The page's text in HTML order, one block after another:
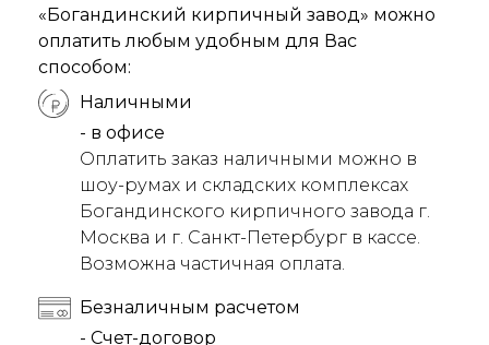
«Богандинский кирпичный завод» можно
оплатить любым удобным для Вас
способом:
Наличными
- в офисе
Оплатить заказ наличными можно в
шоу-румах и складских комплексах
Богандинского кирпичного завода г.
Москва и г. Санкт-Петербург в кассе.
Возможна частичная оплата.
Безналичным расчетом
- Счет-договор